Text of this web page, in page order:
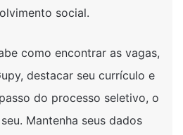
social.
como encontrar as vagas,
destacar seu currículo e
do processo seletivo, o
Mantenha seus dados